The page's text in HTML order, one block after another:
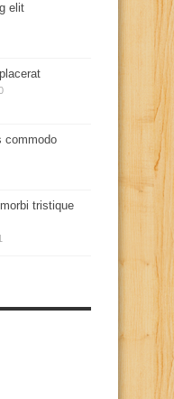
elit
commodo
tristique